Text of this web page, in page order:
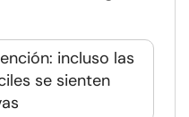
incluso las
se sienten